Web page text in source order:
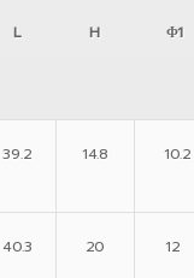
L H Φ1
39.2 14.8 10.2
40.3 20 12